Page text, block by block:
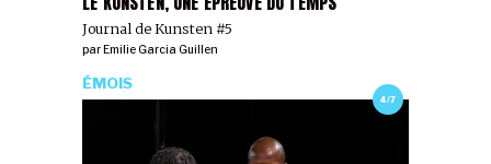
Journal de Kunsten #5
par Emilie Garcia Guillen
4/7
ÉMOIS